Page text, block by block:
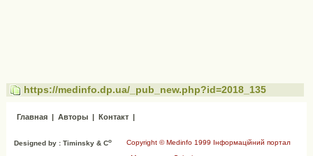
https://medinfo.dp.ua/_pub_new.php?id=2018_135
Главная | Авторы | Контакт |
Copyright © Medinfo 1999 Інформаційний портал
Designed by : Timinsky & Co